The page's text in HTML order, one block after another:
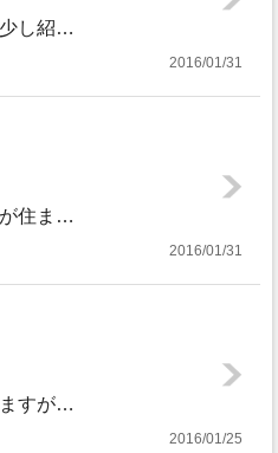
物件探しのときの注意点を少し紹介させていただきます。 ・虫が出るかどうか 南国だからなのかわかりませんが基本的に虫がいます。虫が嫌いな人にはとても辛いと思...
2016/01/31
台湾に来て一番困ったことが住まい探しです。日本の不動産屋さんも台湾にはありますが、どれも駐在員向けで家賃が高い物件が多く学生には高すぎてあまり使えません。...
2016/01/31
仕事については分かり兼ねますが、アルバイトについては何度か経験があるので投稿させて頂きます。留学生として台湾に来ていてアルバイトをしたい場合、日本人が経営...
2016/01/25